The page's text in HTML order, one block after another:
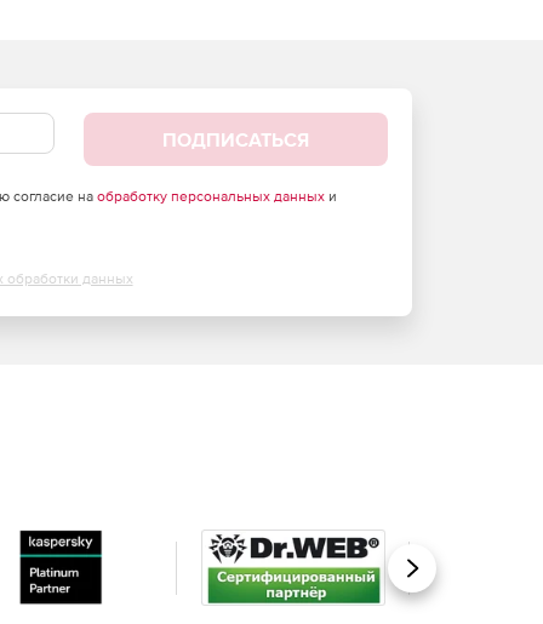
ПОДПИСАТЬСЯ
согласие на обработку персональных данныхи
обработки данных
Вперед